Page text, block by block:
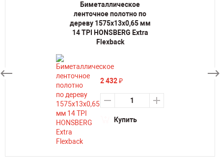
Биметаллическое
ленточное полотно по
дереву 1575х13х0,65 мм
14 TPI HONSBERG Extra
Flexback
2 432₽
Купить